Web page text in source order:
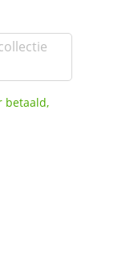
betaald,